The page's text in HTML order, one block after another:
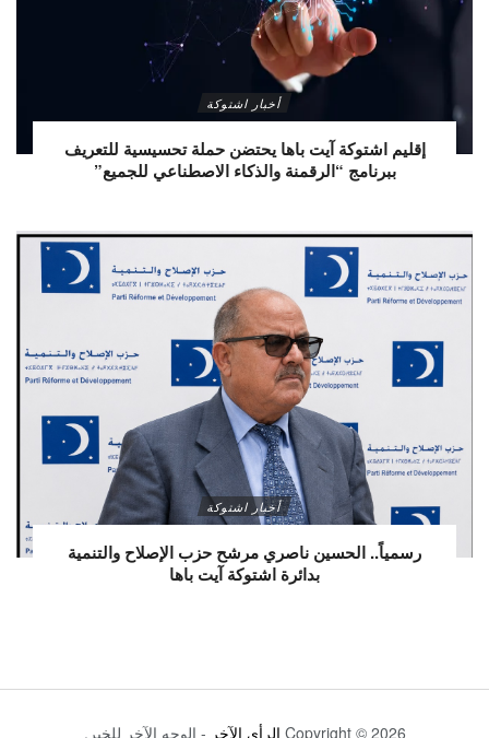
أخبار اشتوكة
إقليم اشتوكة آيت باها يحتضن حملة تحسيسية للتعريف
ببرنامج “الرقمنة والذكاء الاصطناعي للجميع”
أخبار اشتوكة
رسمياً.. الحسين ناصري مرشح حزب الإصلاح والتنمية
بدائرة اشتوكة آيت باها
Copyright © 2026 الرأي الآخر - الوجه الآخر للخبر.